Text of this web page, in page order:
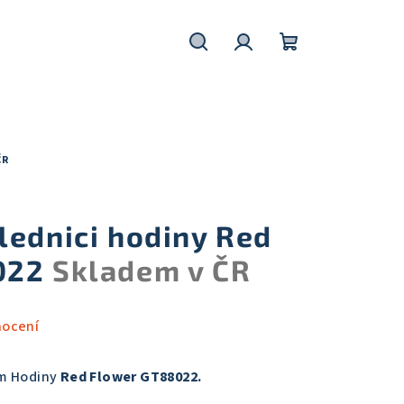
hodiny Red
Skladem v ČR
Hodiny Red Flower GT88022.